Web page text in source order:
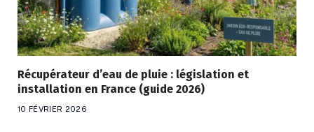
Récupérateur d’eau de pluie : législation et
installation en France (guide 2026)
10 FÉVRIER 2026